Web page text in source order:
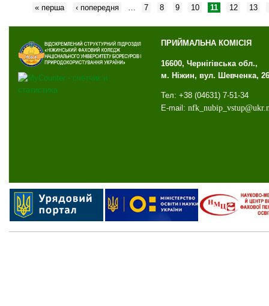
« перша ‹ попередня 7 8 9 10 11 12 13
ПРИЙМАЛЬНА КОМІСІЯ
16600, Чернігівська обл.,
м. Ніжин, вул. Шевченка, 26
Тел: +38 (04631) 7-51-34
E-mail: nfk_ nubip_ vstup@ukr.